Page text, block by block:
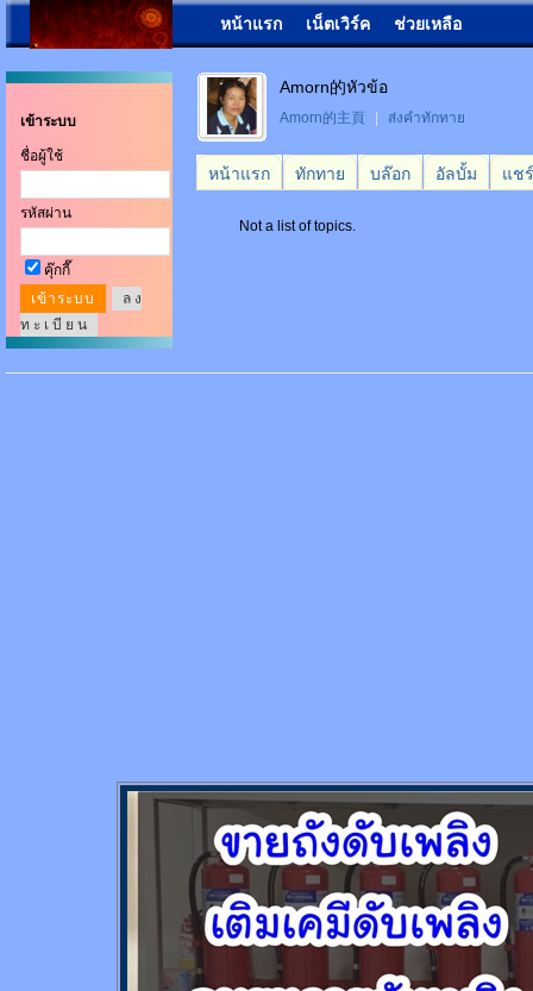
หน้าแรก เน็ตเวิร์ค ช่วยเหลือ
เข้าระบบ
ชื่อผู้ใช้
รหัสผ่าน
คุ๊กกี๊
ล ง
ท ะ เ บี ย น
Amorn的หัวข้อ
Amorn的主頁 ส่งคำทักทาย
หน้าแรก ทักทาย บล๊อก อัลบั้ม แชร์
Not a list of topics.